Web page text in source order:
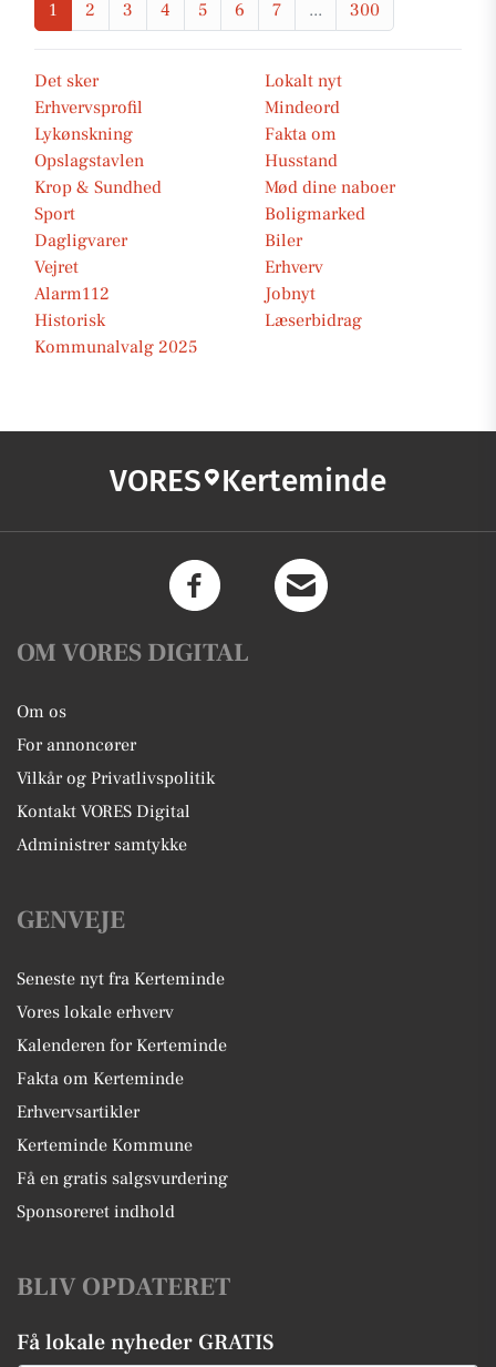
1 2 3 4 5 6 7 ... 300
Det sker
Lokalt nyt
Erhvervsprofil
Mindeord
Lykønskning
Fakta om
Opslagstavlen
Husstand
Krop & Sundhed
Mød dine naboer
Sport
Boligmarked
Dagligvarer
Biler
Vejret
Erhverv
Alarm112
Jobnyt
Historisk
Læserbidrag
Kommunalvalg 2025
VORES Kerteminde
OM VORES DIGITAL
Om os
For annoncører
Vilkår og Privatlivspolitik
Kontakt VORES Digital
Administrer samtykke
GENVEJE
Seneste nyt fra Kerteminde
Vores lokale erhverv
Kalenderen for Kerteminde
Fakta om Kerteminde
Erhvervsartikler
Kerteminde Kommune
Få en gratis salgsvurdering
Sponsoreret indhold
BLIV OPDATERET
Få lokale nyheder GRATIS